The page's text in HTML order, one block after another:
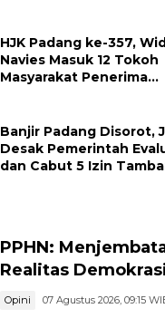
HJK Padang ke-357,
Navies Masuk 12 Tokoh
Masyarakat Penerima
Banjir Padang Disorot,
Desak Pemerintah
dan Cabut 5 Izin
PPHN:
Realitas
Opini 07 Agustus 2026, 09:15